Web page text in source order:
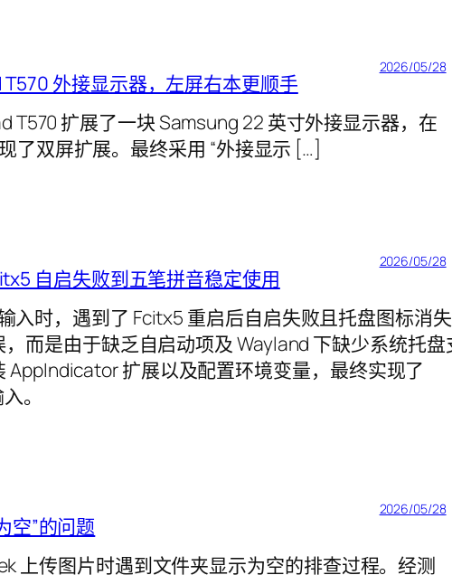
外接显示器，左屏右本更顺手
2026/05/28
T570 扩展了一块 Samsung 22 英寸外接显示器，在
了双屏扩展。最终采用 “外接显示 […]
自启失败到五笔拼音稳定使用
2026/05/28
入时，遇到了 Fcitx5 重启后自启失败且托盘图标消失
而是由于缺乏自启动项及 Wayland 下缺少系统托盘
扩展以及配置环境变量，最终实现了
。
空”的问题
2026/05/28
上传图片时遇到文件夹显示为空的排查过程。经测